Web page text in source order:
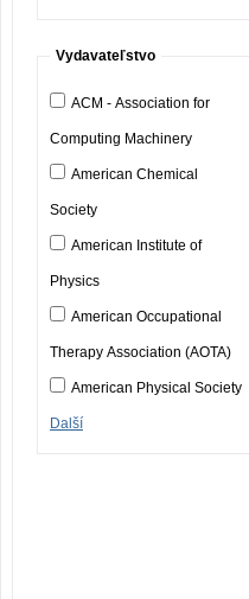
Vydavateľstvo
ACM - Association for
Computing Machinery
American Chemical
Society
American Institute of
Physics
American Occupational
Therapy Association (AOTA)
American Physical Society
Další